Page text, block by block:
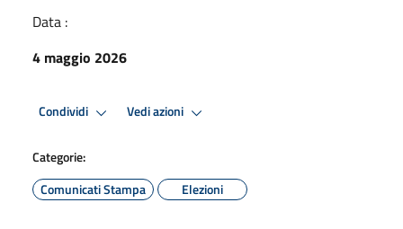
Data :
4 maggio 2026
Condividi Vedi azioni
Categorie:
Comunicati Stampa
Elezioni